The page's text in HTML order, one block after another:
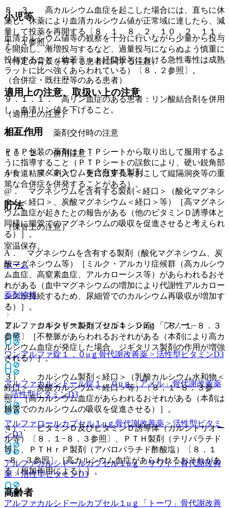
小児等
血清カルシウム値等の観察を十分に行いながら少量から投与
を開始し、漸増投与するなど、過量投与にならぬよう慎重に
投与すること（幼若ラット経口投与における急性毒性は成熟
ラットに比べ強くあらわれている）〔８．２参照〕。
適用上の注意、取扱い上の注意
（適用上の注意）
１４．１． 薬剤交付時の注意
ＰＴＰ包装の薬剤はＰＴＰシートから取り出して服用するよ
うに指導すること（ＰＴＰシートの誤飲により、硬い鋭角部
が食道粘膜へ刺入し、更には穿孔をおこして縦隔洞炎等の重
篤な合併症を併発することがある）。
貯法
（保管上の注意）
室温保存。
ホーム
薬剤情報
アルファカルシドールカプセル１．０μｇ「フソー」
ワンアルファ錠１．０μｇ骨代謝改善薬 > 活性型ビタミンD3
アルファカルシドール錠１．０μｇ「アメル」骨代謝改善薬
> 活性型ビタミンD3
アルファロールカプセル１μｇ骨代謝改善薬 > 活性型ビタミ
ンD3
アルファカルシドールカプセル１μｇ「サワイ」骨代謝改善
薬 > 活性型ビタミンD3
アルファカルシドールカプセル１μｇ「トーワ」 骨代謝改善
８．３． 高カルシウム血症を起こした場合には、直ちに休
薬し、休薬により血清カルシウム値が正常域に達したら、減
量して投薬を再開する〔８．１、８．２、１０．２、１１．
１．１参照〕。
（特定の背景を有する患者に関する注意）
（合併症・既往歴等のある患者）
９．１．１． 高リン血症のある患者：リン酸結合剤を併用
し、血清リン値を下げること。
相互作用
１０．２． 併用注意：
１）． マグネシウムを含有する製剤：
@． マグネシウムを含有する製剤＜経口＞（酸化マグネシ
ウム＜経口＞、炭酸マグネシウム＜経口＞等）［高マグネシ
ウム血症が起きたとの報告がある（他のビタミンＤ誘導体と
同様に腸管でのマグネシウムの吸収を促進させると考えられ
る）］。
A． マグネシウムを含有する製剤（酸化マグネシウム、炭
酸マグネシウム等）［ミルク・アルカリ症候群（高カルシウ
ム血症、高窒素血症、アルカローシス等）があらわれるおそ
れがある（血中マグネシウムの増加により代謝性アルカロー
シスが持続するため、尿細管でのカルシウム再吸収が増加す
る）］。
２）． ジギタリス製剤（ジゴキシン等）〔８．１−８．３
参照〕［不整脈があらわれるおそれがある（本剤により高カ
ルシウム血症が発症した場合、ジギタリス製剤の作用が増強
される）］。
３）． カルシウム製剤＜経口＞（乳酸カルシウム水和物＜
経口＞、炭酸カルシウム＜経口＞等）〔８．１−８．３参
照〕［高カルシウム血症があらわれるおそれがある（本剤は
腸管でのカルシウムの吸収を促進させる）］。
４）． ビタミンＤ及びビタミンＤ誘導体（カルシトリオー
ル等）〔８．１−８．３参照〕、ＰＴＨ製剤（テリパラチド
等）、ＰＴＨｒＰ製剤（アバロパラチド酢酸塩）〔８．１
−８．３参照〕［高カルシウム血症があらわれるおそれがあ
る（相加作用による）］。
高齢者